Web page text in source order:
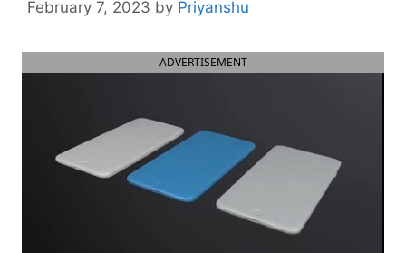
February 7, 2023 by Priyanshu
ADVERTISEMENT